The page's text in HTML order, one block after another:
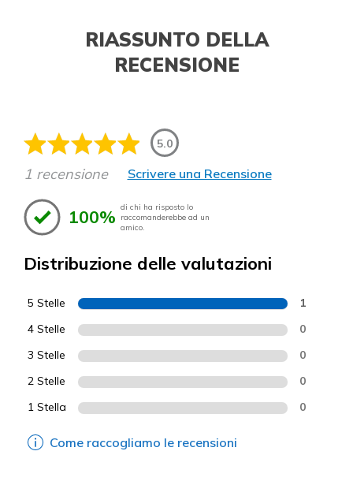
RIASSUNTO DELLA
RECENSIONE
5.0
1 recensione Scrivere una Recensione
100% di chi ha risposto lo
raccomanderebbe ad un
amico.
Distribuzione delle valutazioni
5 Stelle 1
4 Stelle 0
3 Stelle 0
2 Stelle 0
1 Stella 0
Come raccogliamo le recensioni